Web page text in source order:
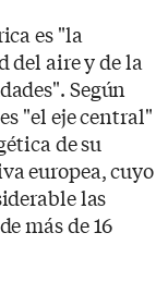
es "la
del aire y de la
Según
"el eje central"
de su
europea, cuyo
las
más de 16